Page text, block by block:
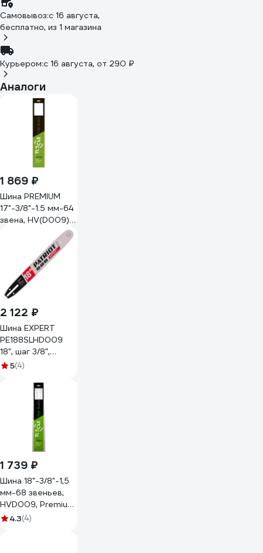
Самовывоз:c 16 августа,
бесплатно, из 1 магазина
Курьером:c 16 августа, от 290 ₽
Аналоги
1 869 ₽
Шина PREMIUM
17"-3/8"-1.5 мм-64
звена, HV(D009)
105173244-11-1
2 122 ₽
Шина EXPERT
PE188SLHD009
18", шаг 3/8",
ширина паза 1.5
867181868
5(4)
1 739 ₽
Шина 18"-3/8"-1,5
мм-68 звеньев,
HVD009, Premium
TUSCAR
4.3(4)